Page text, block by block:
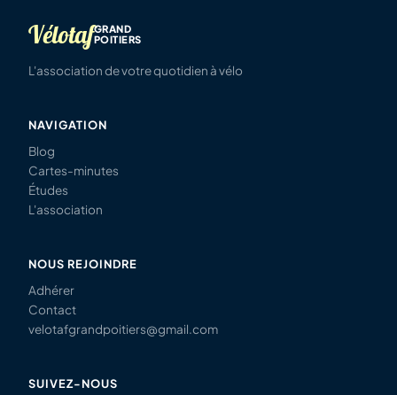
VélotafGRAND
POITIERS
L'association de votre quotidien à vélo
NAVIGATION
Blog
Cartes-minutes
Études
L'association
NOUS REJOINDRE
Adhérer
Contact
velotafgrandpoitiers@gmail.com
SUIVEZ-NOUS